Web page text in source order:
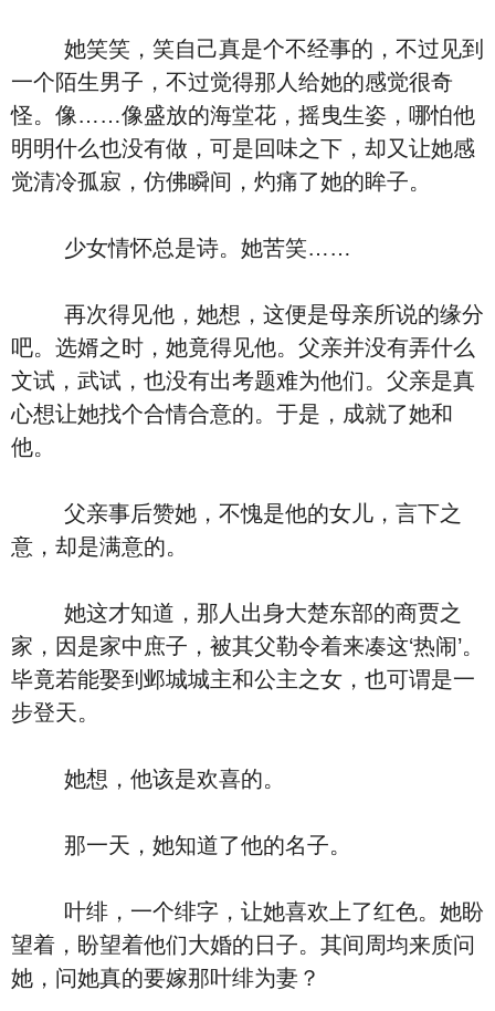
她笑笑，笑自己真是个不经事的，不过见到
一个陌生男子，不过觉得那人给她的感觉很奇
怪。像……像盛放的海堂花，摇曳生姿，哪怕他
明明什么也没有做，可是回味之下，却又让她感
觉清冷孤寂，仿佛瞬间，灼痛了她的眸子。
少女情怀总是诗。她苦笑……
再次得见他，她想，这便是母亲所说的缘分
吧。选婿之时，她竟得见他。父亲并没有弄什么
文试，武试，也没有出考题难为他们。父亲是真
心想让她找个合情合意的。于是，成就了她和
他。
父亲事后赞她，不愧是他的女儿，言下之
意，却是满意的。
她这才知道，那人出身大楚东部的商贾之
家，因是家中庶子，被其父勒令着来凑这‘热闹’。
毕竟若能娶到邺城城主和公主之女，也可谓是一
步登天。
她想，他该是欢喜的。
那一天，她知道了他的名子。
叶绯，一个绯字，让她喜欢上了红色。她盼
望着，盼望着他们大婚的日子。其间周均来质问
她，问她真的要嫁那叶绯为妻？